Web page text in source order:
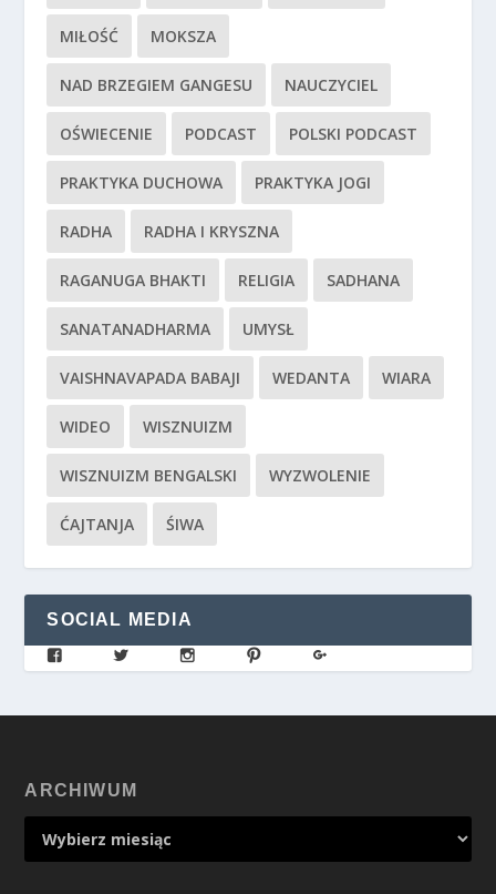
MIŁOŚĆ MOKSZA
NAD BRZEGIEM GANGESU NAUCZYCIEL
OŚWIECENIE PODCAST POLSKI PODCAST
PRAKTYKA DUCHOWA PRAKTYKA JOGI
RADHA RADHA I KRYSZNA
RAGANUGA BHAKTI RELIGIA SADHANA
SANATANADHARMA UMYSŁ
VAISHNAVAPADA BABAJI WEDANTA WIARA
WIDEO WISZNUIZM
WISZNUIZM BENGALSKI WYZWOLENIE
ĆAJTANJA ŚIWA
SOCIAL MEDIA
ARCHIWUM